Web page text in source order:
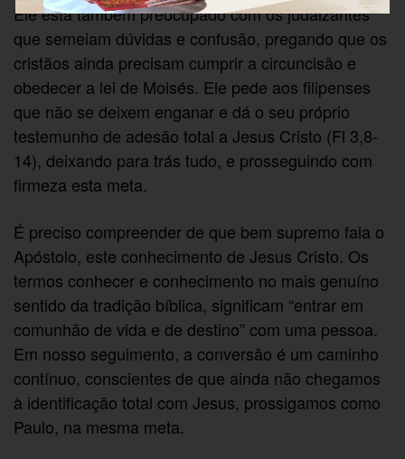
Ele está também preocupado com os judaizantes
que semeiam dúvidas e confusão, pregando que os
cristãos ainda precisam cumprir a circuncisão e
obedecer a lei de Moisés. Ele pede aos filipenses
que não se deixem enganar e dá o seu próprio
testemunho de adesão total a Jesus Cristo (Fl 3,8-
14), deixando para trás tudo, e prosseguindo com
firmeza esta meta.
É preciso compreender de que bem supremo fala o
Apóstolo, este conhecimento de Jesus Cristo. Os
termos conhecer e conhecimento no mais genuíno
sentido da tradição bíblica, significam “entrar em
comunhão de vida e de destino” com uma pessoa.
Em nosso seguimento, a conversão é um caminho
contínuo, conscientes de que ainda não chegamos
à identificação total com Jesus, prossigamos como
Paulo, na mesma meta.